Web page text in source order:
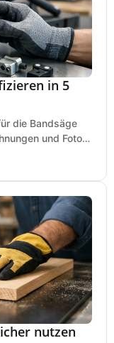
in 5
die Bandsäge
und Fotos
nutzen